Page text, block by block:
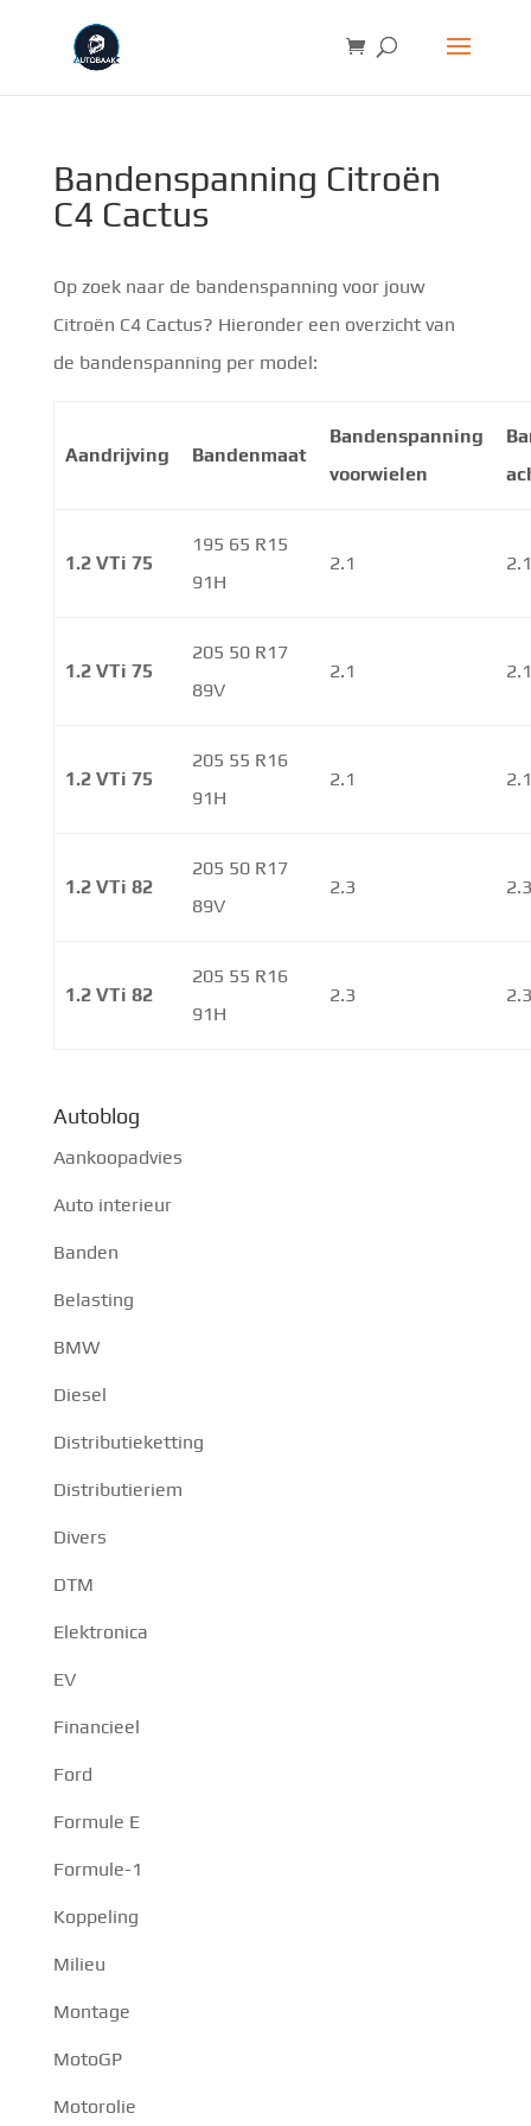
Bandenspanning Citroën
C4 Cactus
Op zoek naar de bandenspanning voor jouw
Citroën C4 Cactus? Hieronder een overzicht van
de bandenspanning per model:
Aandrijving Bandenmaat
Bandenspanning
voorwielen
1.2 VTi 75
195 65 R15
91H
2.1
1.2 VTi 75
205 50 R17
89V
2.1
1.2 VTi 75
205 55 R16
91H
2.1
1.2 VTi 82
205 50 R17
89V
2.3
1.2 VTi 82
205 55 R16
91H
2.3
Autoblog
Aankoopadvies
Auto interieur
Banden
Belasting
BMW
Diesel
Distributieketting
Distributieriem
Divers
DTM
Elektronica
EV
Financieel
Ford
Formule E
Formule-1
Koppeling
Milieu
Montage
MotoGP
Motorolie